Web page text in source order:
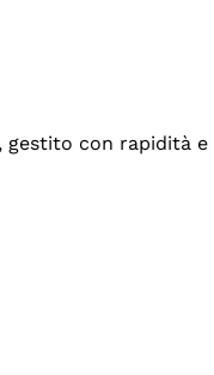
con rapidità